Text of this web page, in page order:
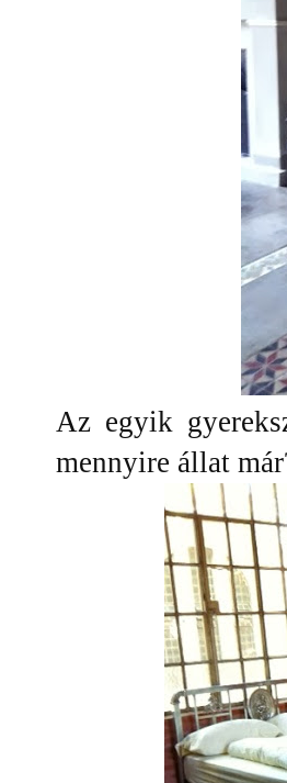
Az egyik
mennyire állat